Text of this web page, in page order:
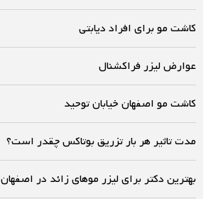
کاشت مو برای افراد دیابتی
عوارض لیزر فراکشنال
کاشت مو اصفهان خیابان توحید
مدت تاثیر هر بار تزریق بوتاکس چقدر است؟
بهترین دکتر برای لیزر موهای زائد در اصفهان